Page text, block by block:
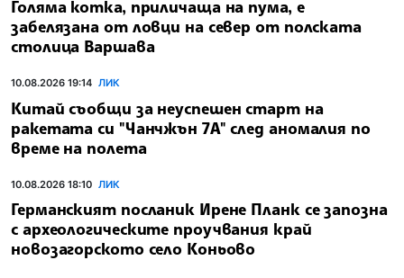
Голяма котка, приличаща на пума, е
забелязана от ловци на север от полската
столица Варшава
10.08.2026 19:14 ЛИК
Китай съобщи за неуспешен старт на
ракетата си "Чанчжън 7A" след аномалия по
време на полета
10.08.2026 18:10 ЛИК
Германският посланик Ирене Планк се запозна
с археологическите проучвания край
новозагорското село Коньово